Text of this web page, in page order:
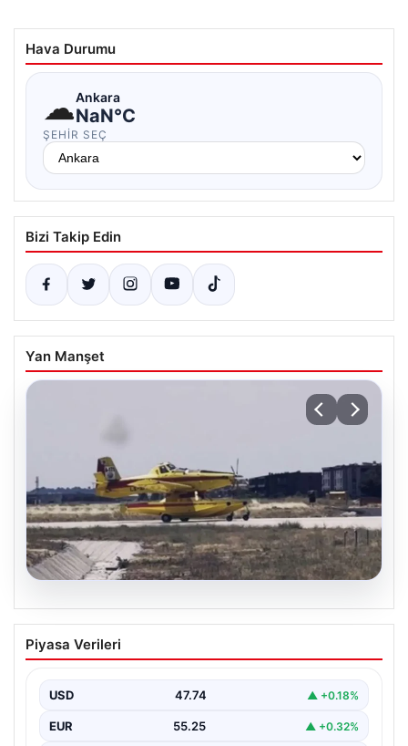
Hava Durumu
☁Ankara
NaN°C
ŞEHIR SEÇ
Bizi Takip Edin
Yan Manşet
06.08.2026
Yurt Dışında Görev Alan 4 Yangın
Söndürme Uçağı Türkiye’ye Geri Döndü
göre, yaz boyunca İspanya ve Fransa’da çıkan orman…
Piyasa Verileri
USD 47.74 ▲ +0.18%
EUR 55.25 ▲ +0.32%